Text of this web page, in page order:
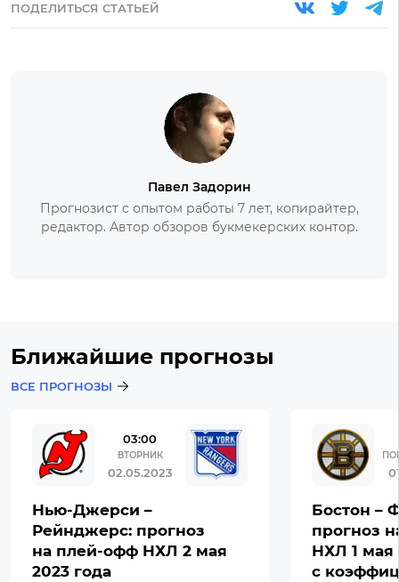
ПОДЕЛИТЬСЯ СТАТЬЕЙ
Павел Задорин
Прогнозист с опытом работы 7 лет, копирайтер,
редактор. Автор обзоров букмекерских контор.
Ближайшие прогнозы
ВСЕ ПРОГНОЗЫ
03:00
ВТОРНИК
02.05.2023
Нью-Джерси –
Рейнджерс: прогноз
на плей-офф НХЛ 2 мая
2023 года
Бостон –
прогноз
НХЛ 1 мая
с